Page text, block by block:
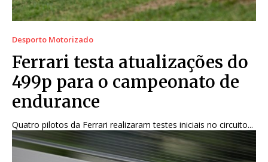
Desporto Motorizado
Ferrari testa atualizações do
499p para o campeonato de
endurance
Quatro pilotos da Ferrari realizaram testes iniciais no circuito...